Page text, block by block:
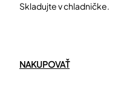
Skladujte v chladničke.
NAKUPOVAŤ